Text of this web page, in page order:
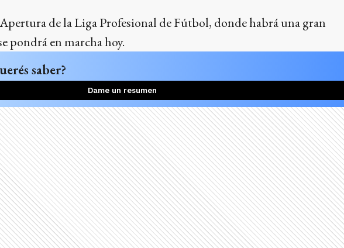
de la Liga Profesional de Fútbol, donde habrá una gran
pondrá en marcha hoy.
saber?
Dame un resumen